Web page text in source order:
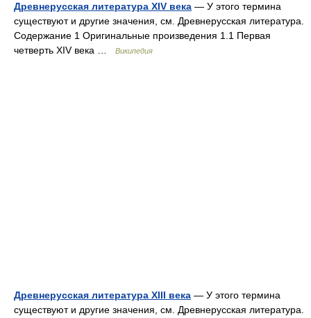
Древнерусская литература XIV века — У этого термина
существуют и другие значения, см. Древнерусская литература.
Содержание 1 Оригинальные произведения 1.1 Первая
четверть XIV века …
Википедия
Древнерусская литература XIII века — У этого термина
существуют и другие значения, см. Древнерусская литература.